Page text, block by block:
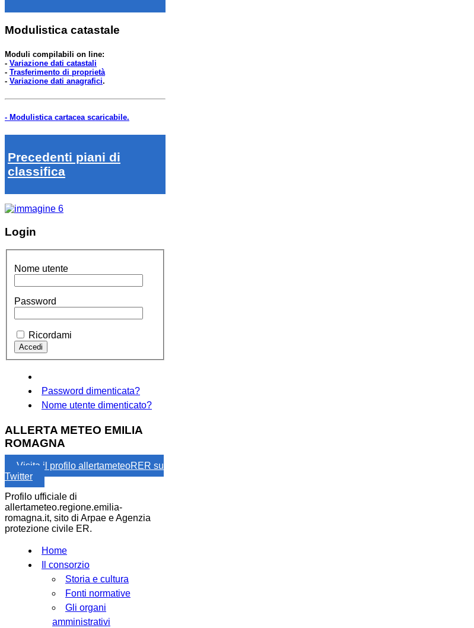
Modulistica catastale
Moduli compilabili on line:
- Variazione dati catastali
- Trasferimento di proprietà
- Variazione dati anagrafici.
- Modulistica cartacea scaricabile.
Precedenti piani di
classifica
Login
Nome utente
Password
Ricordami
Password dimenticata?
Nome utente dimenticato?
ALLERTA METEO EMILIA
ROMAGNA
Visita il profilo allertameteoRER su
Twitter
Profilo ufficiale di
allertameteo.regione.emilia-
romagna.it, sito di Arpae e Agenzia
protezione civile ER.
Home
Il consorzio
Storia e cultura
Fonti normative
Gli organi
amministrativi